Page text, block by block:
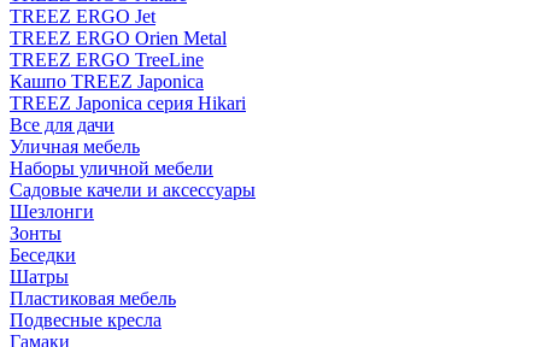
TREEZ ERGO Jet
TREEZ ERGO Orien Metal
TREEZ ERGO TreeLine
Кашпо TREEZ Japonica
TREEZ Japonica серия Hikari
Все для дачи
Уличная мебель
Наборы уличной мебели
Садовые качели и аксессуары
Шезлонги
Зонты
Беседки
Шатры
Пластиковая мебель
Подвесные кресла
Гамаки